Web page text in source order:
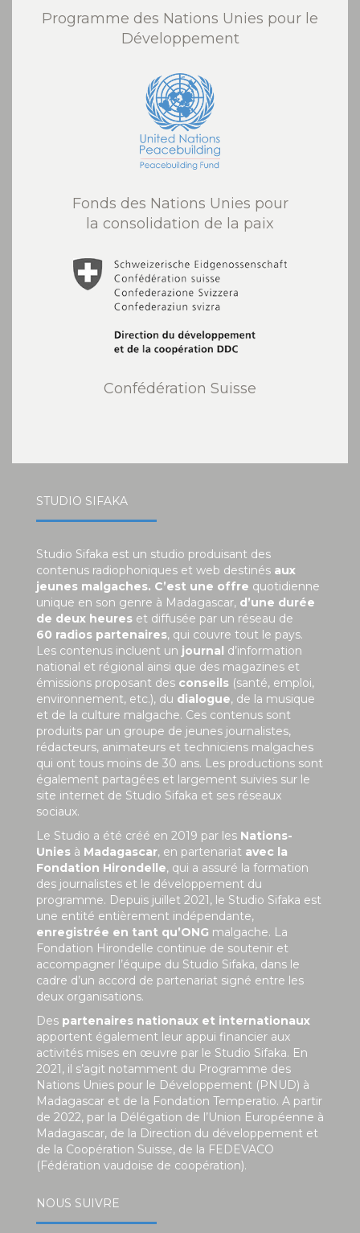
Programme des Nations Unies pour le
Développement
Fonds des Nations Unies pour
la consolidation de la paix
Confédération Suisse
STUDIO SIFAKA
Studio Sifaka est un studio produisant des
contenus radiophoniques et web destinés aux
jeunes malgaches. C’est une offre quotidienne
unique en son genre à Madagascar, d’une durée
de deux heures et diffusée par un réseau de
60 radios partenaires, qui couvre tout le pays.
Les contenus incluent un journal d’information
national et régional ainsi que des magazines et
émissions proposant des conseils (santé, emploi,
environnement, etc.), du dialogue, de la musique
et de la culture malgache. Ces contenus sont
produits par un groupe de jeunes journalistes,
rédacteurs, animateurs et techniciens malgaches
qui ont tous moins de 30 ans. Les productions sont
également partagées et largement suivies sur le
site internet de Studio Sifaka et ses réseaux
sociaux.
Le Studio a été créé en 2019 par les Nations-
Unies à Madagascar, en partenariat avec la
Fondation Hirondelle, qui a assuré la formation
des journalistes et le développement du
programme. Depuis juillet 2021, le Studio Sifaka est
une entité entièrement indépendante,
enregistrée en tant qu’ONG malgache. La
Fondation Hirondelle continue de soutenir et
accompagner l’équipe du Studio Sifaka, dans le
cadre d’un accord de partenariat signé entre les
deux organisations.
Des partenaires nationaux et internationaux
apportent également leur appui financier aux
activités mises en œuvre par le Studio Sifaka. En
2021, il s’agit notamment du Programme des
Nations Unies pour le Développement (PNUD) à
Madagascar et de la Fondation Temperatio. A partir
de 2022, par la Délégation de l’Union Européenne à
Madagascar, de la Direction du développement et
de la Coopération Suisse, de la FEDEVACO
(Fédération vaudoise de coopération).
NOUS SUIVRE